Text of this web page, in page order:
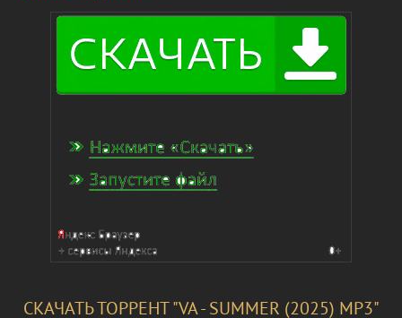
СКАЧАТЬ ТОРРЕНТ "VA - SUMMER (2025) MP3"